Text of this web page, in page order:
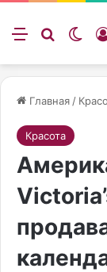
Меню Искать
Главная /
Красота